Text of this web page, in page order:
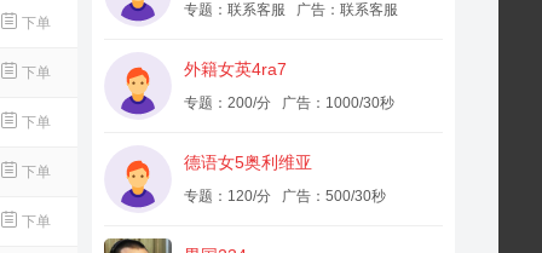
下单
下单
下单
下单
下单
专题：联系客服 广告：联系客服
外籍女英4ra7
专题：200/分 广告：1000/30秒
德语女5奥利维亚
专题：120/分 广告：500/30秒